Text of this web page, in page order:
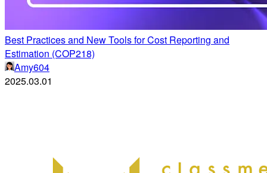
Best Practices and New Tools for Cost Reporting and
Estimation (COP218)
Amy604
2025.03.01